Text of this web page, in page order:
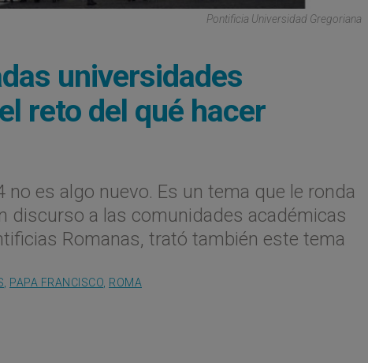
Pontificia Universidad Gregoriana
universidades
reto del qué hacer
es algo nuevo. Es un tema que le ronda
discurso a las comunidades académicas
Romanas, trató también este tema
PAPA FRANCISCO ROMA